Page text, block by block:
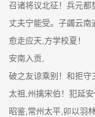
召诸将议北征！兵元都
丈夫宁能受。子蠲云
愈走应天,方学校夏！
安南入贡,
破之友谅乘别！和拒守
太祖,州擒宋伯！犯延
昭鉴,常州太平,卯以羽林